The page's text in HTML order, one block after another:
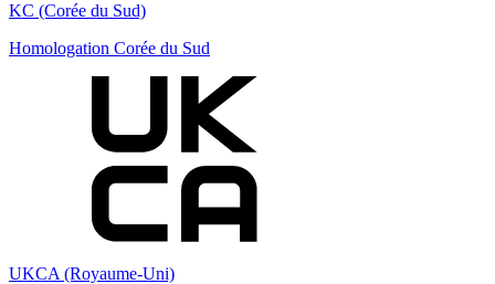
KC (Corée du Sud)
Homologation Corée du Sud
UKCA (Royaume-Uni)